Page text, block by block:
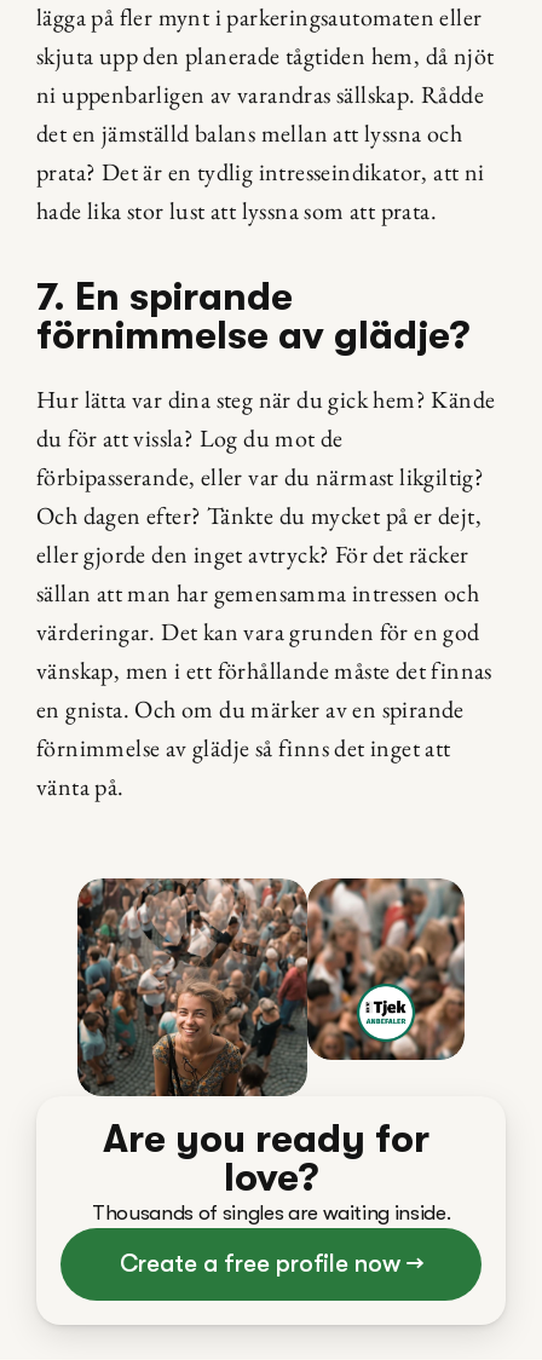
lägga på fler mynt i parkeringsautomaten eller
skjuta upp den planerade tågtiden hem, då njöt
ni uppenbarligen av varandras sällskap. Rådde
det en jämställd balans mellan att lyssna och
prata? Det är en tydlig intresseindikator, att ni
hade lika stor lust att lyssna som att prata.
7. En spirande
förnimmelse av glädje?
Hur lätta var dina steg när du gick hem? Kände
du för att vissla? Log du mot de
förbipasserande, eller var du närmast likgiltig?
Och dagen efter? Tänkte du mycket på er dejt,
eller gjorde den inget avtryck? För det räcker
sällan att man har gemensamma intressen och
värderingar. Det kan vara grunden för en god
vänskap, men i ett förhållande måste det finnas
en gnista. Och om du märker av en spirande
förnimmelse av glädje så finns det inget att
vänta på.
Are you ready for
love?
Thousands of singles are waiting inside.
Create a free profile now →